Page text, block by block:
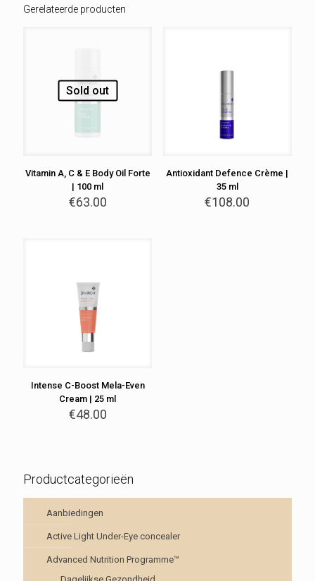
Gerelateerde producten
Sold out
Vitamin A, C & E Body Oil Forte
| 100 ml
€63.00
Antioxidant Defence Crème |
35 ml
€108.00
Intense C-Boost Mela-Even
Cream | 25 ml
€48.00
Productcategorieën
Aanbiedingen
Active Light Under-Eye concealer
Advanced Nutrition Programme™